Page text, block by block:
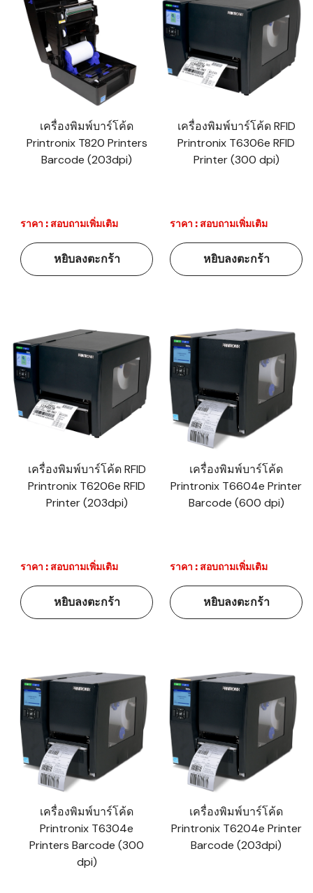
เครื่องพิมพ์บาร์โค้ด
Printronix T820 Printers
Barcode (203dpi)
ราคา : สอบถามเพิ่มเติม
หยิบลงตะกร้า
เครื่องพิมพ์บาร์โค้ด RFID
Printronix T6306e RFID
Printer (300 dpi)
ราคา : สอบถามเพิ่มเติม
หยิบลงตะกร้า
เครื่องพิมพ์บาร์โค้ด RFID
Printronix T6206e RFID
Printer (203dpi)
ราคา : สอบถามเพิ่มเติม
หยิบลงตะกร้า
เครื่องพิมพ์บาร์โค้ด
Printronix T6604e Printer
Barcode (600 dpi)
ราคา : สอบถามเพิ่มเติม
หยิบลงตะกร้า
เครื่องพิมพ์บาร์โค้ด
Printronix T6304e
Printers Barcode (300
dpi)
เครื่องพิมพ์บาร์โค้ด
Printronix T6204e Printer
Barcode (203dpi)